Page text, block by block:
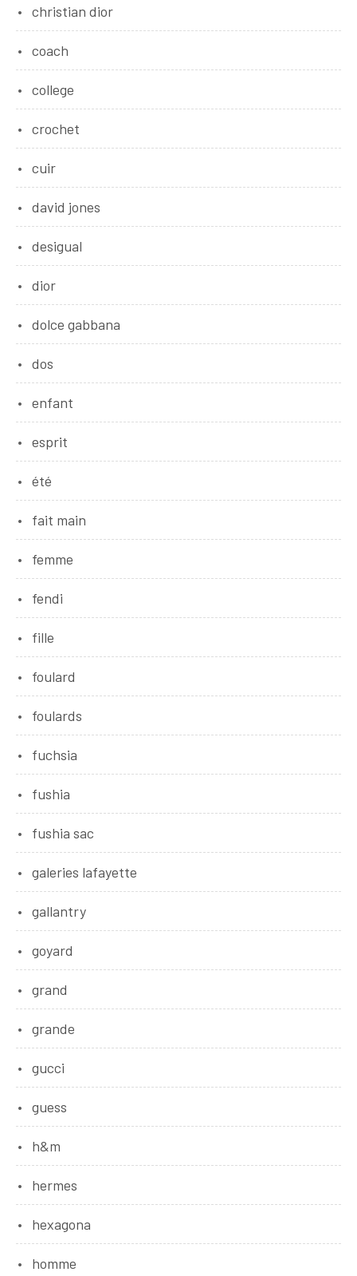
christian dior
coach
college
crochet
cuir
david jones
desigual
dior
dolce gabbana
dos
enfant
esprit
été
fait main
femme
fendi
fille
foulard
foulards
fuchsia
fushia
fushia sac
galeries lafayette
gallantry
goyard
grand
grande
gucci
guess
h&m
hermes
hexagona
homme